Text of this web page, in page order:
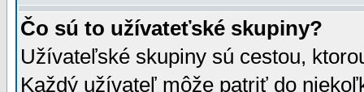
Čo sú to užívateťské skupiny?
Užívateľské skupiny sú cestou,
Každý užívateľ môže patriť do